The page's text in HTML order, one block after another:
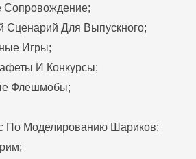
Сопровождение;
Сценарий Для Выпускного;
Игры;
И Конкурсы;
Флешмобы;
По Моделированию Шариков;